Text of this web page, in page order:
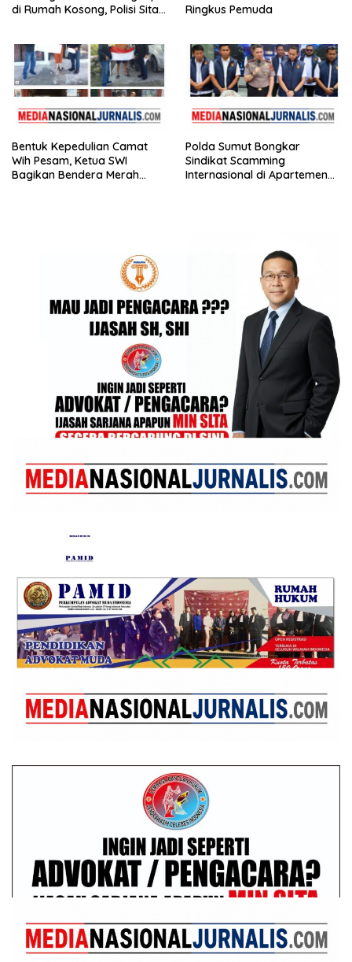
di Rumah Kosong, Polisi Sita
Ringkus Pemuda
Bentuk Kepedulian Camat
Wih Pesam, Ketua SWI
Bagikan Bendera Merah
Polda Sumut Bongkar
Sindikat Scamming
Internasional di Apartemen